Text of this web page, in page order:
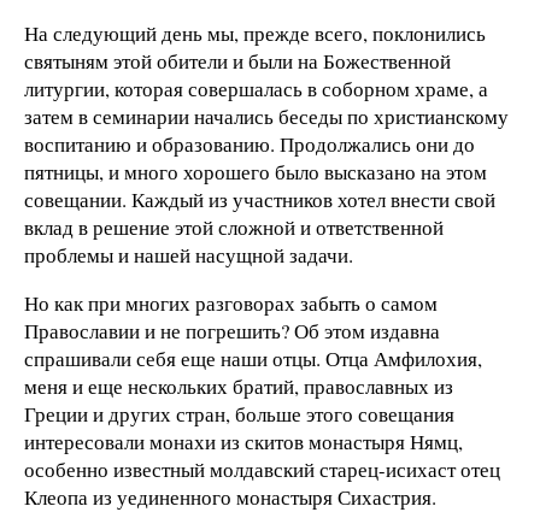
На следующий день мы, прежде всего, поклонились
святыням этой обители и были на Божественной
литургии, которая совершалась в соборном храме, а
затем в семинарии начались беседы по христианскому
воспитанию и образованию. Продолжались они до
пятницы, и много хорошего было высказано на этом
совещании. Каждый из участников хотел внести свой
вклад в решение этой сложной и ответственной
проблемы и нашей насущной задачи.
Но как при многих разговорах забыть о самом
Православии и не погрешить? Об этом издавна
спрашивали себя еще наши отцы. Отца Амфилохия,
меня и еще нескольких братий, православных из
Греции и других стран, больше этого совещания
интересовали монахи из скитов монастыря Нямц,
особенно известный молдавский старец-исихаст отец
Клеопа из уединенного монастыря Сихастрия.